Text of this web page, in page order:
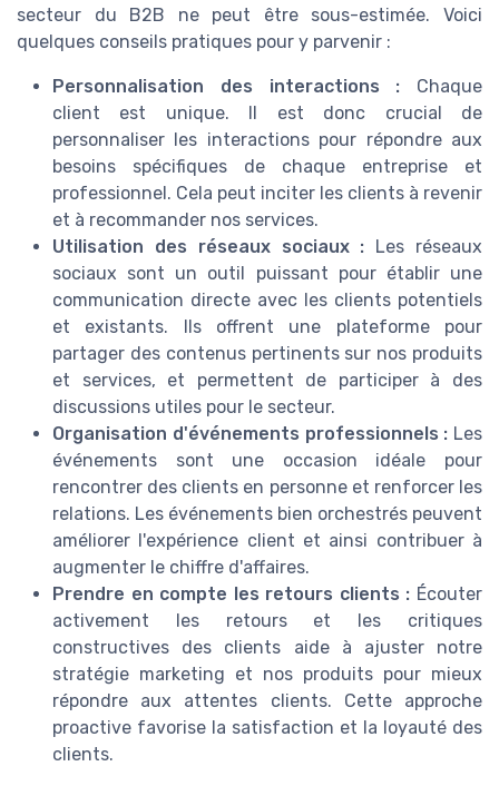
secteur du B2B ne peut être sous-estimée. Voici
quelques conseils pratiques pour y parvenir :
Personnalisation des interactions : Chaque
client est unique. Il est donc crucial de
personnaliser les interactions pour répondre aux
besoins spécifiques de chaque entreprise et
professionnel. Cela peut inciter les clients à revenir
et à recommander nos services.
Utilisation des réseaux sociaux : Les réseaux
sociaux sont un outil puissant pour établir une
communication directe avec les clients potentiels
et existants. Ils offrent une plateforme pour
partager des contenus pertinents sur nos produits
et services, et permettent de participer à des
discussions utiles pour le secteur.
Organisation d'événements professionnels : Les
événements sont une occasion idéale pour
rencontrer des clients en personne et renforcer les
relations. Les événements bien orchestrés peuvent
améliorer l'expérience client et ainsi contribuer à
augmenter le chiffre d'affaires.
Prendre en compte les retours clients : Écouter
activement les retours et les critiques
constructives des clients aide à ajuster notre
stratégie marketing et nos produits pour mieux
répondre aux attentes clients. Cette approche
proactive favorise la satisfaction et la loyauté des
clients.